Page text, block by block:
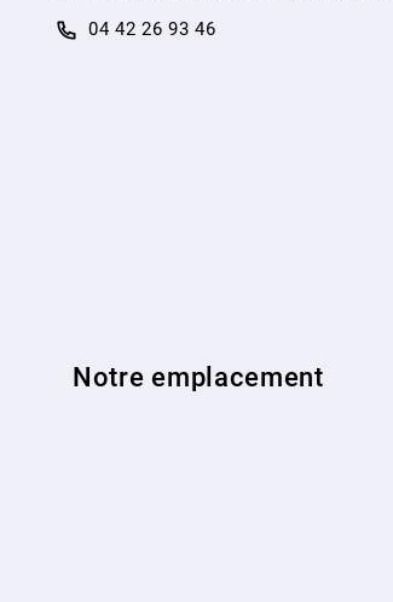
04 42 26 93 46
Notre emplacement